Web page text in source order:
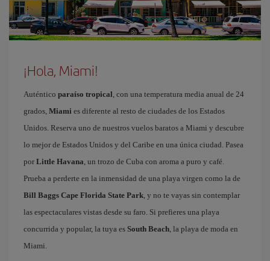
¡Hola, Miami!
Auténtico paraíso tropical , con una temperatura media anual de 24
grados, Miami es diferente al resto de ciudades de los Estados
Unidos. Reserva uno de nuestros vuelos baratos a Miami y descubre
lo mejor de Estados Unidos y del Caribe en una única ciudad. Pasea
por Little Havana , un trozo de Cuba con aroma a puro y café.
Prueba a perderte en la inmensidad de una playa virgen como la de
Bill Baggs Cape Florida State Park , y no te vayas sin contemplar
las espectaculares vistas desde su faro. Si prefieres una playa
concurrida y popular, la tuya es South Beach , la playa de moda en
Miami.